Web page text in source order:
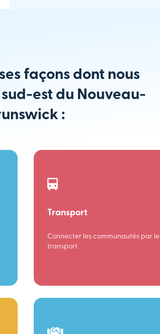
façons dont nous
est du Nouveau-
:
Transport
Connecter les communautés par le
transport